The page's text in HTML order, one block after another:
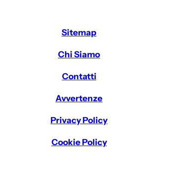
Sitemap
Chi Siamo
Contatti
Avvertenze
Privacy Policy
Cookie Policy